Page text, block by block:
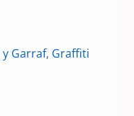
Garraf, Graffiti